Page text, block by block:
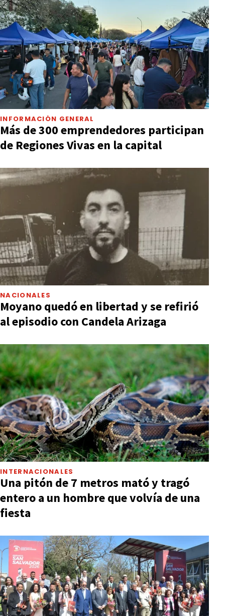
INFORMACIÓN GENERAL
Más de 300 emprendedores participan
de Regiones Vivas en la capital
NACIONALES
Moyano quedó en libertad y se refirió
al episodio con Candela Arizaga
INTERNACIONALES
Una pitón de 7 metros mató y tragó
entero a un hombre que volvía de una
fiesta